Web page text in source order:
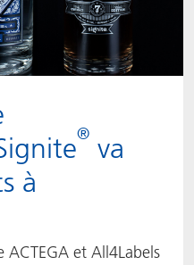
® va
à
et All4Labels